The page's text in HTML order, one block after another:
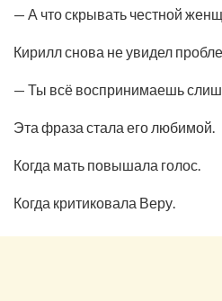
— А что скрывать честной
Кирилл снова не увидел
— Ты всё воспринимаешь
Эта фраза стала его любимой.
Когда мать повышала голос.
Когда критиковала Веру.